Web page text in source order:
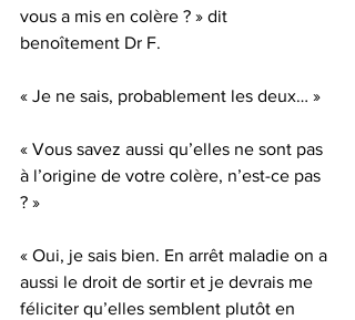
vous a mis en colère ? » dit
benoîtement Dr F.
« Je ne sais, probablement les deux… »
« Vous savez aussi qu’elles ne sont pas
à l’origine de votre colère, n’est-ce pas
? »
« Oui, je sais bien. En arrêt maladie on a
aussi le droit de sortir et je devrais me
féliciter qu’elles semblent plutôt en